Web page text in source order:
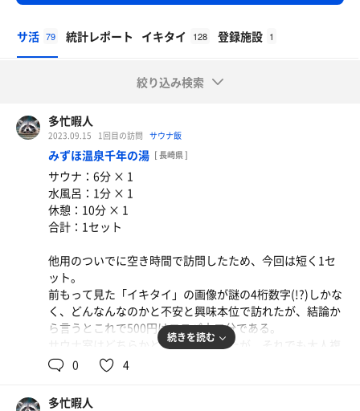
サ活 79 統計レポート イキタイ 128 登録施設 1
絞り込み検索
多忙暇人
2023.09.15 1回目の訪問 サウナ飯
みずほ温泉千年の湯 [ 長崎県 ]
サウナ：6分 × 1
水風呂：1分 × 1
休憩：10分 × 1
合計：1セット
他用のついでに空き時間で訪問したため、今回は短く1セ
ット。
前もって見た「イキタイ」の画像が謎の4桁数字(!?)しかな
く、どんなんなのかと不安と興味本位で訪れたが、結論か
ら言うとこれで500円はコスパ十二分である。
サウナ室はどちらかというと狭かったが、それでも大人複
数人が座れ、テレビも音楽もなく、カラカラで熱すぎると
過不足なく十分であった。
続きを読む
0 4
多忙暇人